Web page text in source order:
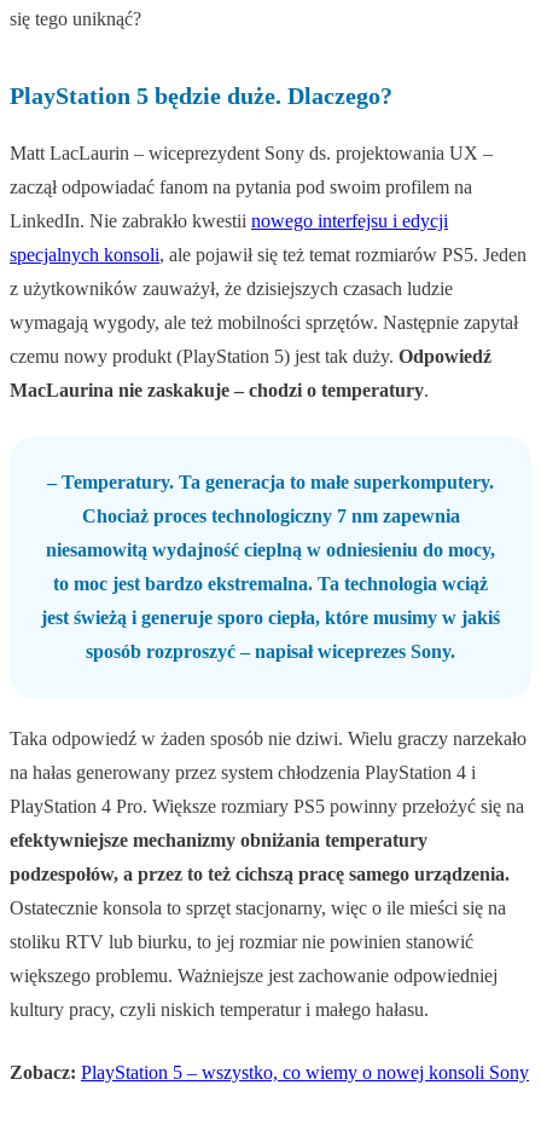
się tego uniknąć?
PlayStation 5 będzie duże. Dlaczego?
Matt LacLaurin – wiceprezydent Sony ds. projektowania UX –
zaczął odpowiadać fanom na pytania pod swoim profilem na
LinkedIn. Nie zabrakło kwestii nowego interfejsu i edycji
specjalnych konsoli, ale pojawił się też temat rozmiarów PS5. Jeden
z użytkowników zauważył, że dzisiejszych czasach ludzie
wymagają wygody, ale też mobilności sprzętów. Następnie zapytał
czemu nowy produkt (PlayStation 5) jest tak duży. Odpowiedź
MacLaurina nie zaskakuje – chodzi o temperatury.
– Temperatury. Ta generacja to małe superkomputery.
Chociaż proces technologiczny 7 nm zapewnia
niesamowitą wydajność cieplną w odniesieniu do mocy,
to moc jest bardzo ekstremalna. Ta technologia wciąż
jest świeżą i generuje sporo ciepła, które musimy w jakiś
sposób rozproszyć – napisał wiceprezes Sony.
Taka odpowiedź w żaden sposób nie dziwi. Wielu graczy narzekało
na hałas generowany przez system chłodzenia PlayStation 4 i
PlayStation 4 Pro. Większe rozmiary PS5 powinny przełożyć się na
efektywniejsze mechanizmy obniżania temperatury
podzespołów, a przez to też cichszą pracę samego urządzenia.
Ostatecznie konsola to sprzęt stacjonarny, więc o ile mieści się na
stoliku RTV lub biurku, to jej rozmiar nie powinien stanowić
większego problemu. Ważniejsze jest zachowanie odpowiedniej
kultury pracy, czyli niskich temperatur i małego hałasu.
Zobacz: PlayStation 5 – wszystko, co wiemy o nowej konsoli Sony